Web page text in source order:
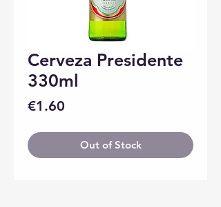
Cerveza Presidente
330ml
€1.60
Out of Stock